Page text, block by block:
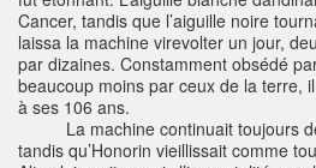
Cancer, tandis que l’aiguille noire
laissa la machine virevolter un jour,
par dizaines. Constamment obsédé
beaucoup moins par ceux de la terre,
à ses 106 ans.
La machine continuait toujours de
tandis qu’Honorin vieillissait comme